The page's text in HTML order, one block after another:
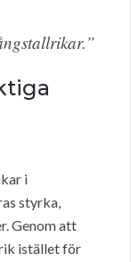
i
styrka,
Genom att
istället för